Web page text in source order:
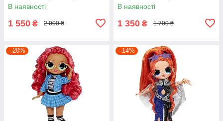
Неон 565185
В наявності
1 550 ₴ 2 000 ₴
Babe 579793
В наявності
1 350 ₴ 1 700 ₴
–20% –14%